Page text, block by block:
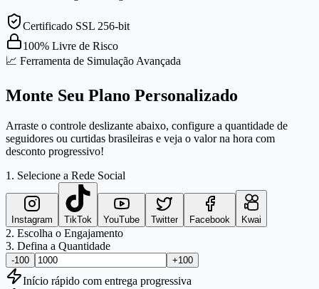
Certificado SSL 256-bit
100% Livre de Risco
📈 Ferramenta de Simulação Avançada
Monte Seu Plano Personalizado
Arraste o controle deslizante abaixo, configure a quantidade de
seguidores ou curtidas brasileiras e veja o valor na hora com
desconto progressivo!
1. Selecione a Rede Social
Instagram TikTok YouTube Twitter Facebook Kwai
2. Escolha o Engajamento
3. Defina a Quantidade
-100 +100
Início rápido com entrega progressiva